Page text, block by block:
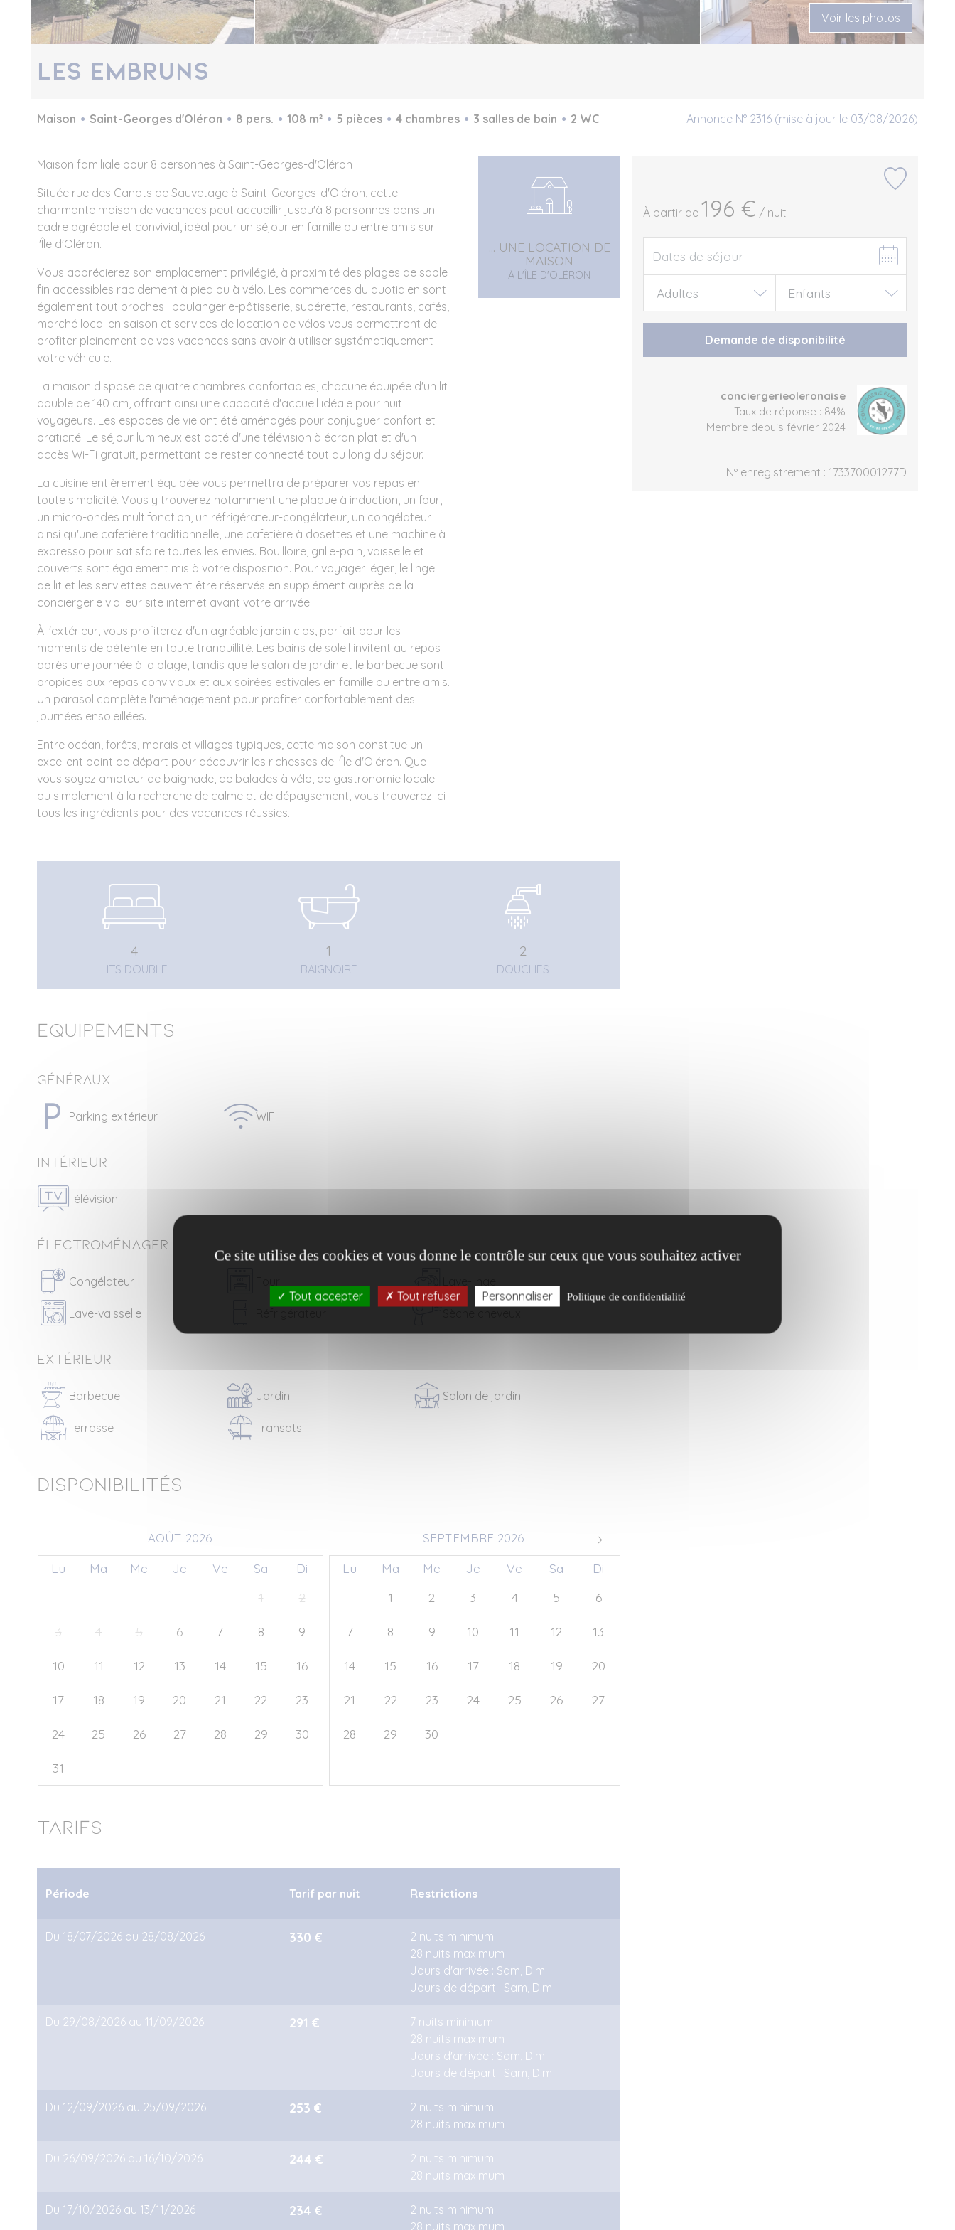
Voir les photos
Les Embruns
Maison Saint-Georges d'Oléron 8 pers. 108 m² 5 pièces 4 chambres 3 salles de bain 2 WC Annonce N° 2316 (mise à jour le 03/08/2026)
À partir de 196 € / nuit
Demande de disponibilité
conciergerieoleronaise
Taux de réponse : 84%
Membre depuis février 2024
Nº enregistrement : 173370001277D
Maison familiale pour 8 personnes à Saint-Georges-d'Oléron
Située rue des Canots de Sauvetage à Saint-Georges-d'Oléron, cette
charmante maison de vacances peut accueillir jusqu'à 8 personnes dans un
cadre agréable et convivial, idéal pour un séjour en famille ou entre amis sur
l'Île d'Oléron.
Vous apprécierez son emplacement privilégié, à proximité des plages de sable
fin accessibles rapidement à pied ou à vélo. Les commerces du quotidien sont
également tout proches : boulangerie-pâtisserie, supérette, restaurants, cafés,
marché local en saison et services de location de vélos vous permettront de
profiter pleinement de vos vacances sans avoir à utiliser systématiquement
votre véhicule.
La maison dispose de quatre chambres confortables, chacune équipée d'un lit
double de 140 cm, offrant ainsi une capacité d'accueil idéale pour huit
voyageurs. Les espaces de vie ont été aménagés pour conjuguer confort et
praticité. Le séjour lumineux est doté d'une télévision à écran plat et d'un
accès Wi-Fi gratuit, permettant de rester connecté tout au long du séjour.
La cuisine entièrement équipée vous permettra de préparer vos repas en
toute simplicité. Vous y trouverez notamment une plaque à induction, un four,
un micro-ondes multifonction, un réfrigérateur-congélateur, un congélateur
ainsi qu'une cafetière traditionnelle, une cafetière à dosettes et une machine à
expresso pour satisfaire toutes les envies. Bouilloire, grille-pain, vaisselle et
couverts sont également mis à votre disposition. Pour voyager léger, le linge
de lit et les serviettes peuvent être réservés en supplément auprès de la
conciergerie via leur site internet avant votre arrivée.
À l'extérieur, vous profiterez d'un agréable jardin clos, parfait pour les
moments de détente en toute tranquillité. Les bains de soleil invitent au repos
après une journée à la plage, tandis que le salon de jardin et le barbecue sont
propices aux repas conviviaux et aux soirées estivales en famille ou entre amis.
Un parasol complète l'aménagement pour profiter confortablement des
journées ensoleillées.
Entre océan, forêts, marais et villages typiques, cette maison constitue un
excellent point de départ pour découvrir les richesses de l'Île d'Oléron. Que
vous soyez amateur de baignade, de balades à vélo, de gastronomie locale
ou simplement à la recherche de calme et de dépaysement, vous trouverez ici
tous les ingrédients pour des vacances réussies.
... UNE LOCATION DE
MAISON
À L'ÎLE D'OLÉRON
4
LITS DOUBLE
1
BAIGNOIRE
2
DOUCHES
Equipements
Généraux
Parking extérieur WIFI
Intérieur
Télévision
Électroménager
Congélateur
Lave-vaisselle
Extérieur
Barbecue Jardin Salon de jardin
Terrasse Transats
Disponibilités
AOÛT 2026
Lu Ma Me Je Ve Sa
Di
1 2
3 4 5 6 7 8 9
10 11 12 13 14 15 16
17 18 19 20 21 22 23
24 25 26 27 28 29 30
31
SEPTEMBRE 2026
Lu Ma Me Je Ve Sa
Di
1 2 3 4 5 6
7 8 9 10 11 12 13
14 15 16 17 18 19 20
21 22 23 24 25 26 27
28 29 30
Tarifs
Période Tarif par nuit Restrictions
Du 18/07/2026 au 28/08/2026 330 €
2 nuits minimum
28 nuits maximum
Jours d'arrivée : Sam, Dim
Jours de départ : Sam, Dim
Du 29/08/2026 au 11/09/2026 291 €
7 nuits minimum
28 nuits maximum
Jours d'arrivée : Sam, Dim
Jours de départ : Sam, Dim
Du 12/09/2026 au 25/09/2026 253 €
2 nuits minimum
28 nuits maximum
Du 26/09/2026 au 16/10/2026 244 €
2 nuits minimum
28 nuits maximum
Du 17/10/2026 au 13/11/2026 234 €
2 nuits minimum
28 nuits maximum
Ce site utilise des cookies et vous donne le contrôle sur ceux que vous souhaitez activer
Tout accepter Tout refuser Personnaliser Politique de confidentialité